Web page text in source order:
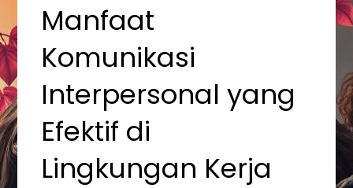
Manfaat
Komunikasi
Interpersonal yang
Efektif di
Lingkungan Kerja